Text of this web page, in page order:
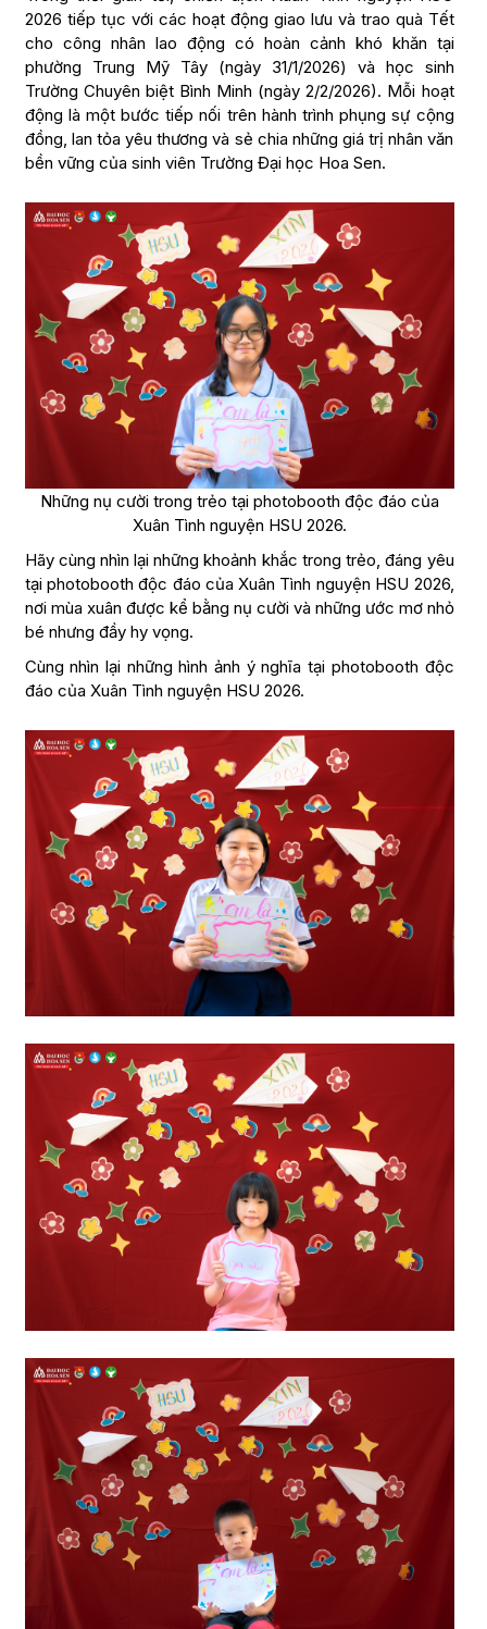
2026 tiếp tục với các hoạt động giao lưu và trao quà Tết
cho công nhân lao động có hoàn cảnh khó khăn tại
phường Trung Mỹ Tây (ngày 31/1/2026) và học sinh
Trường Chuyên biệt Bình Minh (ngày 2/2/2026). Mỗi hoạt
động là một bước tiếp nối trên hành trình phụng sự cộng
đồng, lan tỏa yêu thương và sẻ chia những giá trị nhân văn
bền vững của sinh viên Trường Đại học Hoa Sen.
Những nụ cười trong trẻo tại photobooth độc đáo của
Xuân Tình nguyện HSU 2026.
Hãy cùng nhìn lại những khoảnh khắc trong trẻo, đáng yêu
tại photobooth độc đáo của Xuân Tình nguyện HSU 2026,
nơi mùa xuân được kể bằng nụ cười và những ước mơ nhỏ
bé nhưng đầy hy vọng.
Cùng nhìn lại những hình ảnh ý nghĩa tại photobooth độc
đáo của Xuân Tình nguyện HSU 2026.